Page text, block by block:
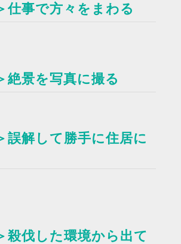
仕事で方々をまわる
絶景を写真に撮る
誤解して勝手に住居に
殺伐した環境から出て